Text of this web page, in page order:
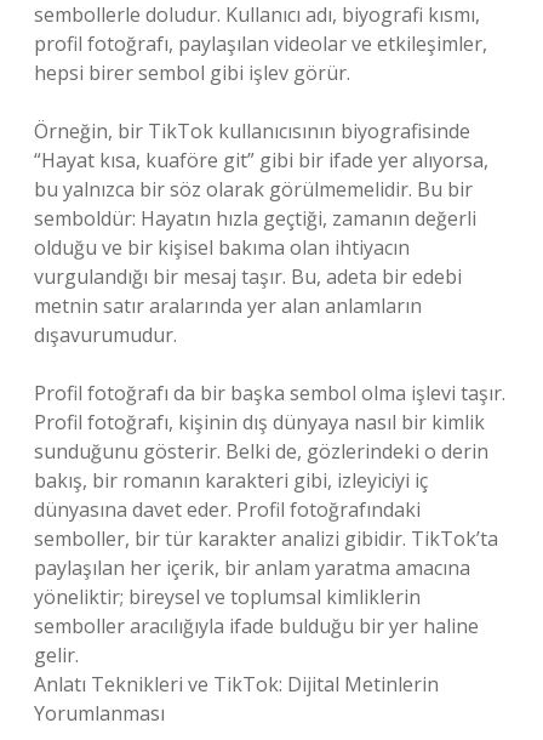
sembollerle doludur. Kullanıcı adı, biyografi kısmı,
profil fotoğrafı, paylaşılan videolar ve etkileşimler,
hepsi birer sembol gibi işlev görür.
Örneğin, bir TikTok kullanıcısının biyografisinde
“Hayat kısa, kuaföre git” gibi bir ifade yer alıyorsa,
bu yalnızca bir söz olarak görülmemelidir. Bu bir
semboldür: Hayatın hızla geçtiği, zamanın değerli
olduğu ve bir kişisel bakıma olan ihtiyacın
vurgulandığı bir mesaj taşır. Bu, adeta bir edebi
metnin satır aralarında yer alan anlamların
dışavurumudur.
Profil fotoğrafı da bir başka sembol olma işlevi taşır.
Profil fotoğrafı, kişinin dış dünyaya nasıl bir kimlik
sunduğunu gösterir. Belki de, gözlerindeki o derin
bakış, bir romanın karakteri gibi, izleyiciyi iç
dünyasına davet eder. Profil fotoğrafındaki
semboller, bir tür karakter analizi gibidir. TikTok’ta
paylaşılan her içerik, bir anlam yaratma amacına
yöneliktir; bireysel ve toplumsal kimliklerin
semboller aracılığıyla ifade bulduğu bir yer haline
gelir.
Anlatı Teknikleri ve TikTok: Dijital Metinlerin
Yorumlanması